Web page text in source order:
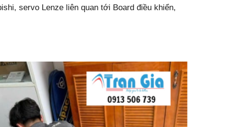
servoLenze liên quan tới Board điều khiển,